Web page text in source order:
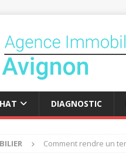
DIAGNOSTIC
Comment rendre un